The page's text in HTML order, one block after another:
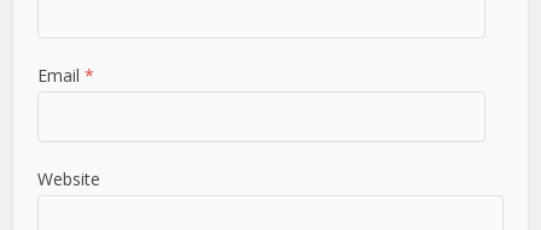
Email*
Website